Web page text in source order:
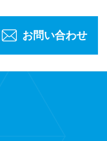
お問い合わせ